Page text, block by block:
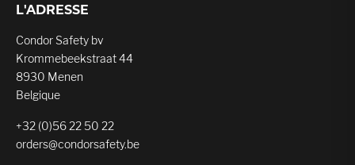
L'ADRESSE
Condor Safety bv
Krommebeekstraat 44
8930 Menen
Belgique
+32 (0)56 22 50 22
orders@condorsafety.be